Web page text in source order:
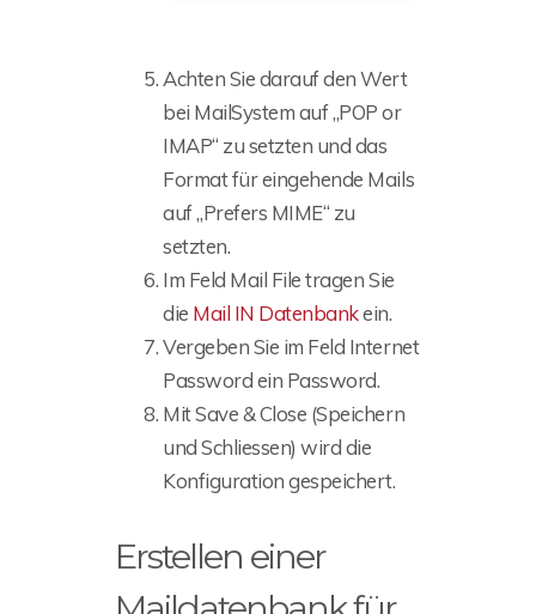
Achten Sie darauf den Wert
bei MailSystem auf „POP or
IMAP“ zu setzten und das
Format für eingehende Mails
auf „Prefers MIME“ zu
setzten.
Im Feld Mail File tragen Sie
die Mail IN Datenbankein.
Vergeben Sie im Feld Internet
Password ein Password.
Mit Save & Close (Speichern
und Schliessen) wird die
Konfiguration gespeichert.
Erstellen einer